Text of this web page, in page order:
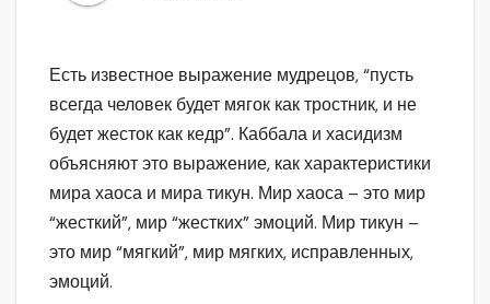
Есть известное выражение мудрецов, “пусть
всегда человек будет мягок как тростник, и не
будет жесток как кедр”. Каббала и хасидизм
объясняют это выражение, как характеристики
мира хаоса и мира тикун. Мир хаоса – это мир
“жесткий”, мир “жестких” эмоций. Мир тикун –
это мир “мягкий”, мир мягких, исправленных,
эмоций.